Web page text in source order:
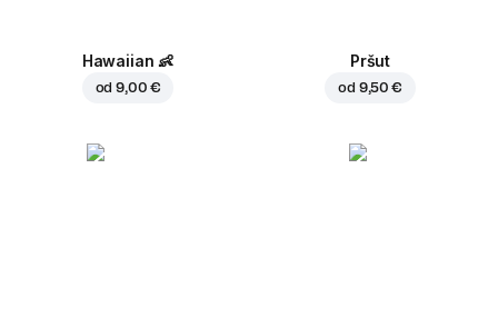
Hawaiian 👶
od9,00 €
Pršut
od 9,50 €